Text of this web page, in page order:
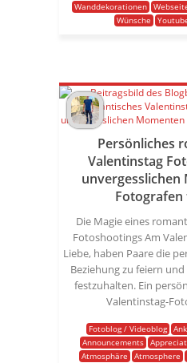
Wanddekorationen
Wünsche
Persönliches
Valentinstag
unvergesslichen
Fotografen
Die Magie eines
Fotoshootings Am
Liebe, haben Paare die
Beziehung zu feiern
festzuhalten. Ein
Valentinstag-
Fotoblog / Videoblog
Announcements
Atmosphäre
Atmosphere